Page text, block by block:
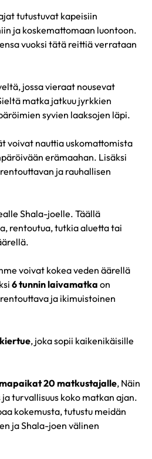
tutustuvat kapeisiin
ja koskemattomaan luontoon.
vuoksi tätä reittiä verrataan
jossa vieraat nousevat
matka jatkuu jyrkkien
syvien laaksojen läpi.
voivat nauttia uskomattomista
erämaahan. Lisäksi
ja rauhallisen
Shala-joelle. Täällä
rentoutua, tutkia aluetta tai
voivat kokea veden äärellä
6 tunnin laivamatka on
ja ikimuistoinen
, joka sopii kaikenikäisille
20 matkustajalle, Näin
turvallisuus koko matkan ajan.
kokemusta, tutustu meidän
ja Shala-joen välinen